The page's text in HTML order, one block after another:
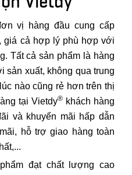
vị hàng đầu cung cấp
, giá cả hợp lý phù hợp với
Tất cả sản phẩm là hàng
sản xuất, không qua trung
lúc nào cũng rẻ hơn trên thị
tại Vietdy®khách hàng
và khuyến mãi hấp dẫn
hỗ trợ giao hàng toàn
đạt chất lượng cao